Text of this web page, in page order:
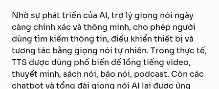
Nhờ sự phát triển của AI, trợ lý giọng nói ngày
càng chính xác và thông minh, cho phép người
dùng tìm kiếm thông tin, điều khiển thiết bị và
tương tác bằng giọng nói tự nhiên. Trong thực tế,
TTS được dùng phổ biến để lồng tiếng video,
thuyết minh, sách nói, báo nói, podcast. Còn các
chatbot và tổng đài giọng nói AI lại được ứng